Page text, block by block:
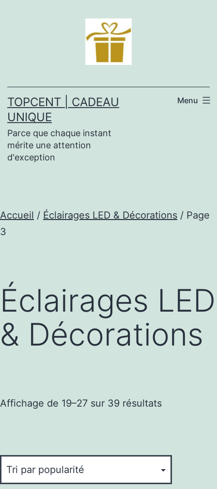
TOPCENT | CADEAU
UNIQUE
Parce que chaque instant
mérite une attention
d'exception
Menu
Accueil / Éclairages LED & Décorations / Page
3
Éclairages LED
& Décorations
Affichage de 19–27 sur 39 résultatsTrié